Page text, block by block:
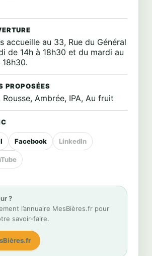
accueille au 33, Rue du Général
de 14h à 18h30 et du mardi au
PROPOSÉES
Rousse, Ambrée, IPA, Au fruit
Facebook LinkedIn
?
l’annuaire MesBières.fr pour
savoir-faire.